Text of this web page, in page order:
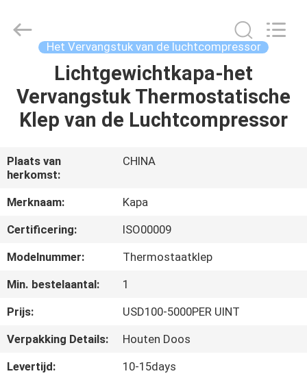
PRODUCTEN
VIDEO'S
OVER
ONS
KWALITEITSCONTROLE
NEEM
Jiangxi
Kapa
Het Vervangstuk van de luchtcompressor
Lichtgewichtkapa-het
Vervangstuk Thermostatische
Klep van de Luchtcompressor
Plaats van
herkomst:
CHINA
Merknaam:
Kapa
Certificering:
ISO00009
Modelnummer:
Thermostaatklep
Min. bestelaantal:
1
Prijs:
USD100-5000PER UINT
Verpakking Details:
Houten Doos
Levertijd:
10-15days